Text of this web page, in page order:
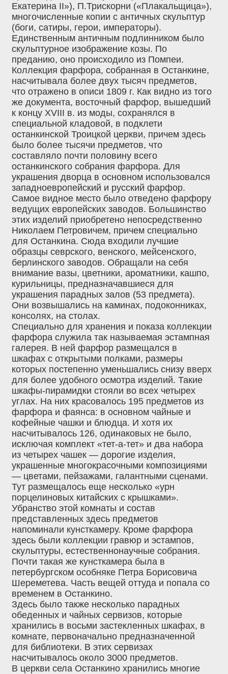
Екатерина II»), П.Трискорни («Плакальщица»),
многочисленные копии с античных скульптур
(боги, сатиры, герои, императоры).
Единственным античным подлинником было
скульптурное изображение козы. По
преданию, оно происходило из Помпеи.
Коллекция фарфора, собранная в Останкине,
насчитывала более двух тысяч предметов,
что отражено в описи 1809 г. Как видно из того
же документа, восточный фарфор, вышедший
к концу XVIII в. из моды, сохранялся в
специальной кладовой, в подклети
останкинской Троицкой церкви, причем здесь
было более тысячи предметов, что
составляло почти половину всего
останкинского собрания фарфора. Для
украшения дворца в основном использовался
западноевропейский и русский фарфор.
Самое видное место было отведено фарфору
ведущих европейских заводов. Большинство
этих изделий приобретено непосредственно
Николаем Петровичем, причем специально
для Останкина. Сюда входили лучшие
образцы севрского, венского, мейсенского,
берлинского заводов. Обращали на себя
внимание вазы, цветники, ароматники, кашпо,
курильницы, предназначавшиеся для
украшения парадных залов (53 предмета).
Они возвышались на каминах, подоконниках,
консолях, на столах.
Специально для хранения и показа коллекции
фарфора служила так называемая эстампная
галерея. В ней фарфор размещался в
шкафах с открытыми полками, размеры
которых постепенно уменьшались снизу вверх
для более удобного осмотра изделий. Такие
шкафы-пирамидки стояли во всех четырех
углах. На них красовалось 195 предметов из
фарфора и фаянса: в основном чайные и
кофейные чашки и блюдца. И хотя их
насчитывалось 126, одинаковых не было,
исключая комплект «тет-а-тет» и два набора
из четырех чашек — дорогие изделия,
украшенные многокрасочными композициями
— цветами, пейзажами, галантными сценами.
Тут размещалось еще несколько «урн
порцелиновых китайских с крышками».
Убранство этой комнаты и состав
представленных здесь предметов
напоминали кунсткамеру. Кроме фарфора
здесь были коллекции гравюр и эстампов,
скульптуры, естественнонаучные собрания.
Почти такая же кунсткамера была в
петербургском особняке Петра Борисовича
Шереметева. Часть вещей оттуда и попала со
временем в Останкино.
Здесь было также несколько парадных
обеденных и чайных сервизов, которые
хранились в восьми застекленных шкафах, в
комнате, первоначально предназначенной
для библиотеки. В этих сервизах
насчитывалось около 3000 предметов.
В церкви села Останкино хранились многие